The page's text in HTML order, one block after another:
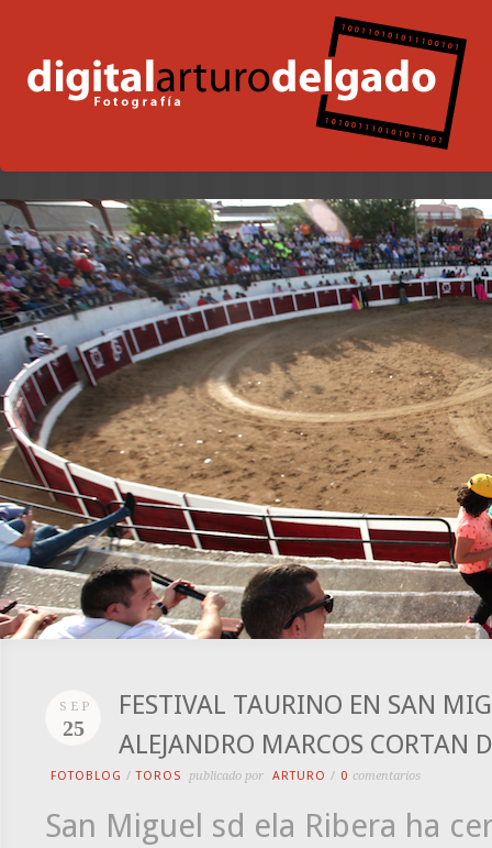
SEP
25
FESTIVAL TAURINO EN SAN
ALEJANDRO MARCOS CORTAN
FOTOBLOG /TOROS publicado por ARTURO / 0 comentarios
San Miguel sd ela Ribera ha